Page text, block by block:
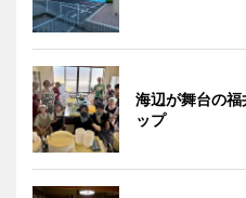
海辺が舞台の
ップ